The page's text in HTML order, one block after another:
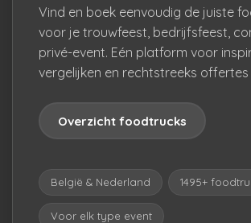
Vind en boek eenvoudig de juiste
voor je trouwfeest, bedrijfsfeest,
privé-event. Eén platform voor
vergelijken en rechtstreeks
Overzicht foodtrucks
België & Nederland 1495+
Voor elk type event